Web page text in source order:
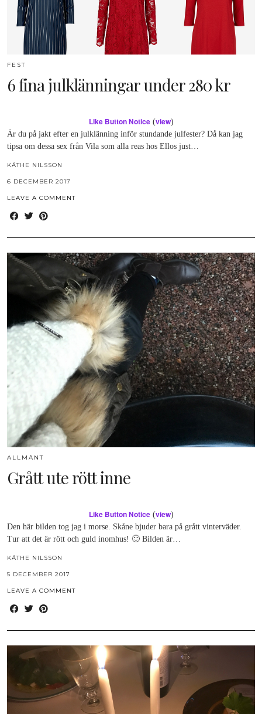
FEST
6 fina julklänningar under 280 kr
Like Button Notice(view)
Är du på jakt efter en julklänning inför stundande julfester? Då kan jag
tipsa om dessa sex från Vila som alla reas hos Ellos just…
KÄTHE NILSSON
6 DECEMBER 2017
LEAVE A COMMENT
ALLMÄNT
Grått ute rött inne
Like Button Notice(view)
Den här bilden tog jag i morse. Skåne bjuder bara på grått vinterväder.
Tur att det är rött och guld inomhus! 🙂 Bilden är…
KÄTHE NILSSON
5 DECEMBER 2017
LEAVE A COMMENT